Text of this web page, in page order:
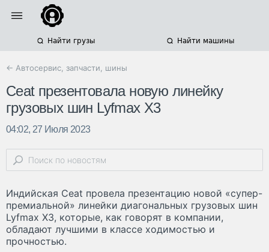
Найти грузы Найти машины
← Автосервис, запчасти, шины
Ceat презентовала новую линейку
грузовых шин Lyfmax X3
04:02, 27 Июля 2023
Индийская Ceat провела презентацию новой «супер-
премиальной» линейки диагональных грузовых шин
Lyfmax X3, которые, как говорят в компании,
обладают лучшими в классе ходимостью и
прочностью.